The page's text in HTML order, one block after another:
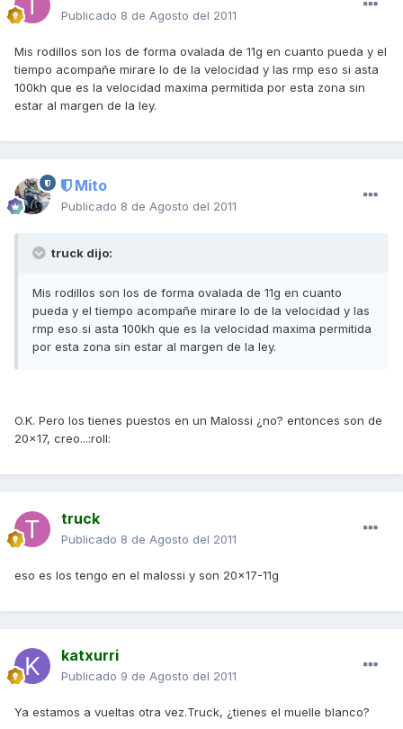
Publicado 8 de Agosto del 2011
Mis rodillos son los de forma ovalada de 11g en cuanto pueda y el
tiempo acompañe mirare lo de la velocidad y las rmp eso si asta
100kh que es la velocidad maxima permitida por esta zona sin
estar al margen de la ley.
Mito
Publicado 8 de Agosto del 2011
truck dijo:
Mis rodillos son los de forma ovalada de 11g en cuanto
pueda y el tiempo acompañe mirare lo de la velocidad y las
rmp eso si asta 100kh que es la velocidad maxima permitida
por esta zona sin estar al margen de la ley.
O.K. Pero los tienes puestos en un Malossi ¿no? entonces son de
20x17, creo...:roll:
truck
Publicado 8 de Agosto del 2011
eso es los tengo en el malossi y son 20x17-11g
katxurri
Publicado 9 de Agosto del 2011
Ya estamos a vueltas otra vez.Truck, ¿tienes el muelle blanco?